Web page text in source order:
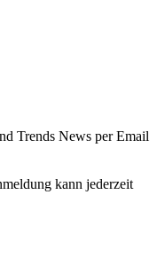
Trends News per Email
kann jederzeit